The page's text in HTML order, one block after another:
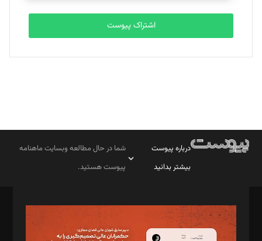
اشتراک پیوست
درباره پیوست
بیشتر بدانید
شما در حال مطالعه وبسایت ماهنامه
پیوست هستید.
مدیر مسئول: محمدباقر اثنی‌عشری
سردبیر: مهرک محمودی